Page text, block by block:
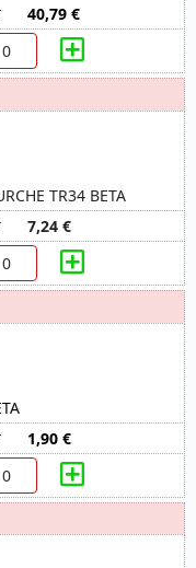
40,79 €
TR34 BETA
7,24 €
1,90 €